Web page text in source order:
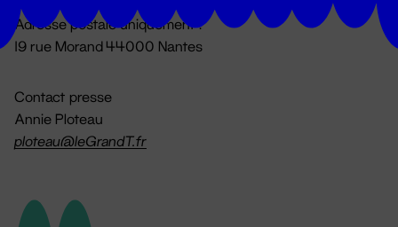
Adresse postale uniquement :
19 rue Morand 44000 Nantes
Contact presse
Annie Ploteau
ploteau@leGrandT.fr